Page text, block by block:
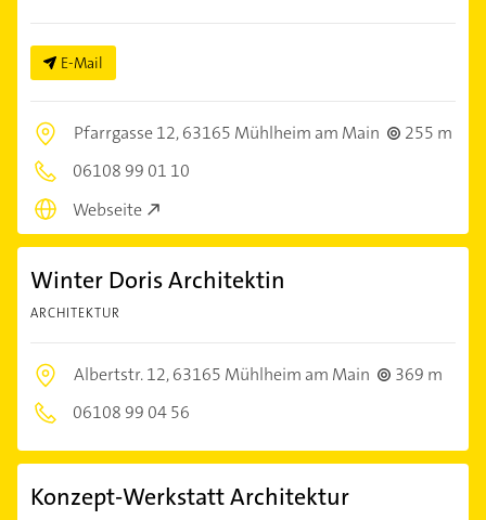
E-Mail
Pfarrgasse 12,63165 Mühlheim am Main
255 m
06108 99 01 10
Webseite
Winter Doris Architektin
ARCHITEKTUR
Albertstr. 12,63165 Mühlheim am Main
369 m
06108 99 04 56
Konzept-Werkstatt Architektur